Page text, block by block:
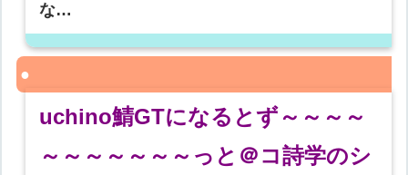
な…
uchino鯖GTになるとず～～～～
～～～～～～～っと＠コ詩学のシ